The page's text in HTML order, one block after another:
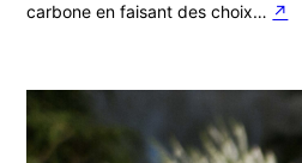
carbone en faisant des choix… ↗︎